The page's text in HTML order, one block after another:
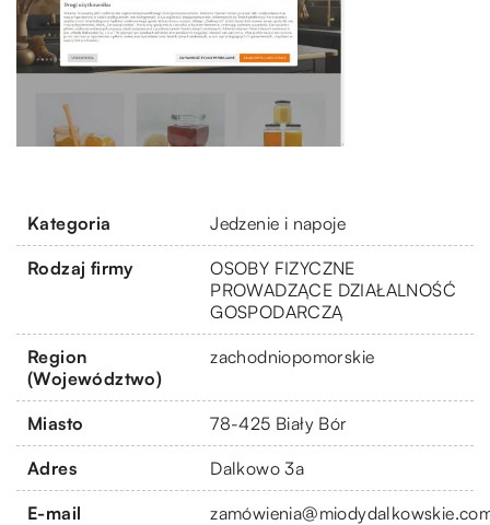
Kategoria Jedzenie i napoje
Rodzaj firmy
OSOBY FIZYCZNE
PROWADZĄCE DZIAŁALNOŚĆ
GOSPODARCZĄ
Region
(Województwo)
zachodniopomorskie
Miasto 78-425 Biały Bór
Adres Dalkowo 3a
E-mail zamó